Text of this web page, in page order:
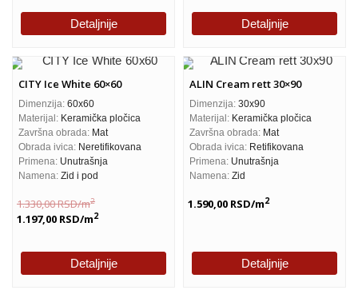
Detaljnije Detaljnije
CITY Ice White 60×60
Dimenzija: 60x60
Materijal: Keramička pločica
Završna obrada: Mat
Obrada ivica: Neretifikovana
Primena: Unutrašnja
Namena: Zid i pod
1.330,00RSD/m2
1.197,00 RSD/m2
Detaljnije
ALIN Cream rett 30×90
Dimenzija: 30x90
Materijal: Keramička pločica
Završna obrada: Mat
Obrada ivica: Retifikovana
Primena: Unutrašnja
Namena: Zid
1.590,00 RSD/m2
Detaljnije